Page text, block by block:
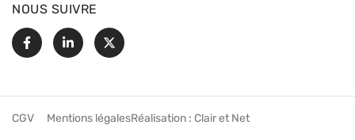
NOUS SUIVRE
FacebookLinkedin
X
CGV Mentions légalesRéalisation : Clair et Net